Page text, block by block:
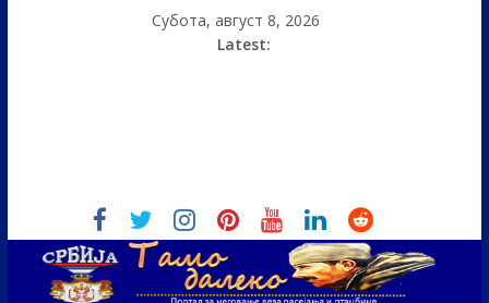
Субота, август 8, 2026
Latest: